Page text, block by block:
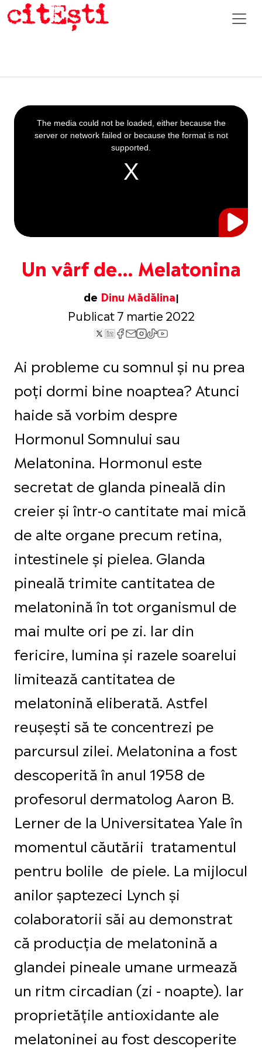
Un vârf de… Melatonina
de Dinu Mădălina
Publicat 7 martie 2022
This
is
a
The media could not be loaded, either because the
server or network failed or because the format is not
supported.
Ai probleme cu somnul și nu prea
poți dormi bine noaptea? Atunci
haide să vorbim despre
Hormonul Somnului sau
Melatonina. Hormonul este
secretat de glanda pineală din
creier și într-o cantitate mai mică
de alte organe precum retina,
intestinele și pielea. Glanda
pineală trimite cantitatea de
melatonină în tot organismul de
mai multe ori pe zi. Iar din
fericire, lumina și razele soarelui
limitează cantitatea de
melatonină eliberată. Astfel
reușești să te concentrezi pe
parcursul zilei. Melatonina a fost
descoperită în anul 1958 de
profesorul dermatolog Aaron B.
Lerner de la Universitatea Yale în
momentul căutării tratamentul
pentru bolile de piele. La mijlocul
anilor şaptezeci Lynch şi
colaboratorii săi au demonstrat
că producţia de melatonină a
glandei pineale umane urmează
un ritm circadian (zi - noapte). Iar
proprietățile antioxidante ale
melatoninei au fost descoperite